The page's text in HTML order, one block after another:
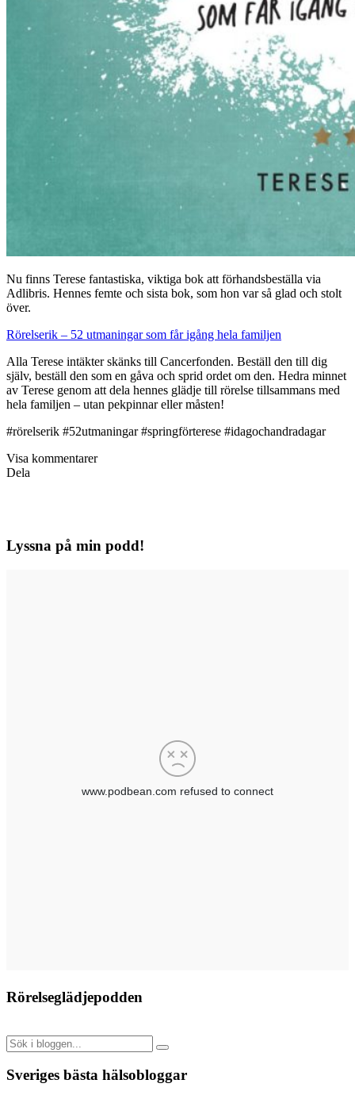
Nu finns Terese fantastiska, viktiga bok att förhandsbeställa via
Adlibris. Hennes femte och sista bok, som hon var så glad och stolt
över.
Rörelserik – 52 utmaningar som får igång hela familjen
Alla Terese intäkter skänks till Cancerfonden. Beställ den till dig
själv, beställ den som en gåva och sprid ordet om den. Hedra minnet
av Terese genom att dela hennes glädje till rörelse tillsammans med
hela familjen – utan pekpinnar eller måsten!
#rörelserik #52utmaningar #springförterese #idagochandradagar
Visa kommentarer
Dela
Lyssna på min podd!
Rörelseglädjepodden
Sveriges bästa hälsobloggar